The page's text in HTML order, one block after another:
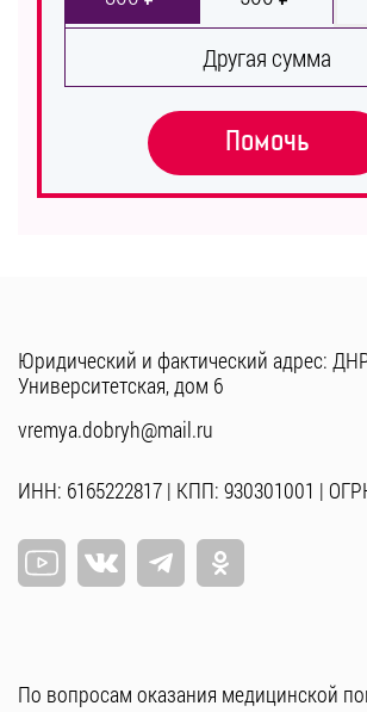
Другая сумма
Помочь
Юридический и фактический адрес:
Университетская, дом 6
vremya.dobryh@mail.ru
ИНН: 6165222817 | КПП: 930301001 |
По вопросам оказания медицинской